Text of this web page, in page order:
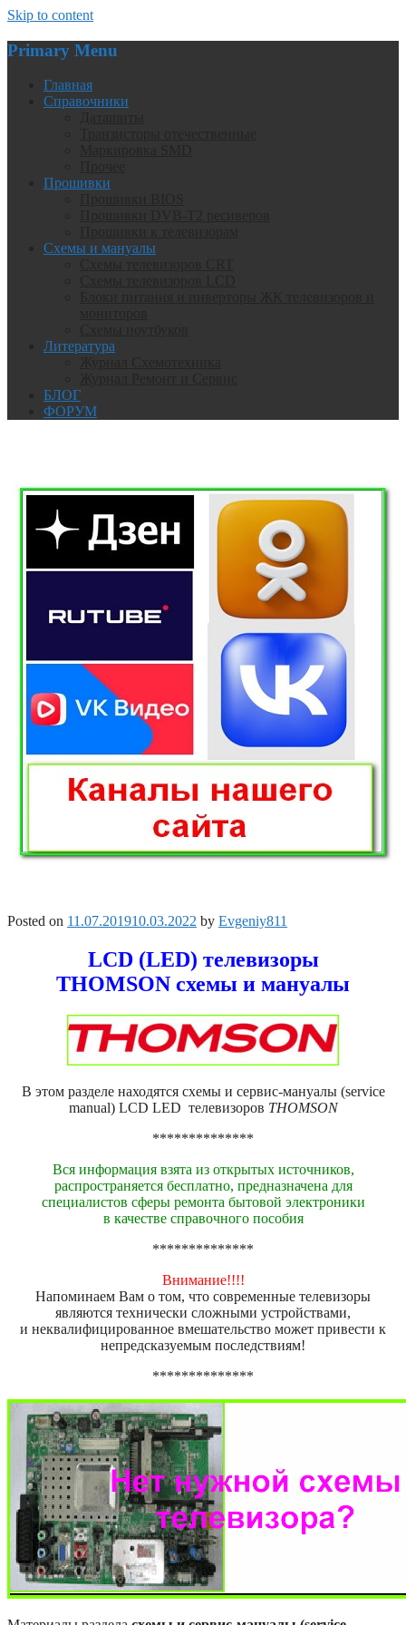
Skip to content
Primary Menu
Главная
Справочники
Прошивки
Схемы и мануалы
Литература
БЛОГ
ФОРУМ
Posted on 11.07.201910.03.2022 by Evgeniy811
LCD (LED) телевизоры
THOMSON схемы и мануалы
В этом разделе находятся схемы и сервис-мануалы (service
manual) LCD LED телевизоров THOMSON
**************
Вся информация взята из открытых источников,
распространяется бесплатно, предназначена для
специалистов сферы ремонта бытовой электроники
в качестве справочного пособия
**************
Внимание!!!!
Напоминаем Вам о том, что современные телевизоры
являются технически сложными устройствами,
и неквалифицированное вмешательство может привести к
непредсказуемым последствиям!
**************